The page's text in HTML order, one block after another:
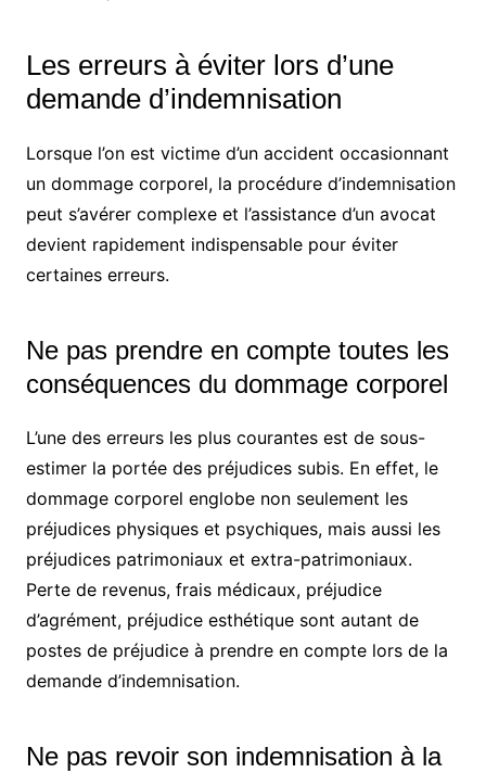
Les erreurs à éviter lors d’une
demande d’indemnisation
Lorsque l’on est victime d’un accident occasionnant
un dommage corporel, la procédure d’indemnisation
peut s’avérer complexe et l’assistance d’un avocat
devient rapidement indispensable pour éviter
certaines erreurs.
Ne pas prendre en compte toutes les
conséquences du dommage corporel
L’une des erreurs les plus courantes est de sous-
estimer la portée des préjudices subis. En effet, le
dommage corporel englobe non seulement les
préjudices physiques et psychiques, mais aussi les
préjudices patrimoniaux et extra-patrimoniaux.
Perte de revenus, frais médicaux, préjudice
d’agrément, préjudice esthétique sont autant de
postes de préjudice à prendre en compte lors de la
demande d’indemnisation.
Ne pas revoir son indemnisation à la